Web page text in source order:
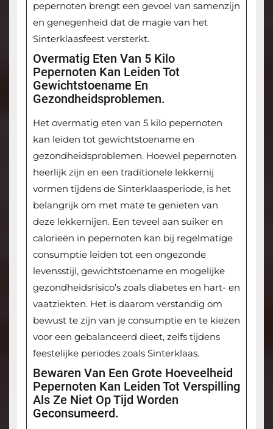
pepernoten brengt een gevoel van samenzijn
en genegenheid dat de magie van het
Sinterklaasfeest versterkt.
Overmatig Eten Van 5 Kilo
Pepernoten Kan Leiden Tot
Gewichtstoename En
Gezondheidsproblemen.
Het overmatig eten van 5 kilo pepernoten
kan leiden tot gewichtstoename en
gezondheidsproblemen. Hoewel pepernoten
heerlijk zijn en een traditionele lekkernij
vormen tijdens de Sinterklaasperiode, is het
belangrijk om met mate te genieten van
deze lekkernijen. Een teveel aan suiker en
calorieën in pepernoten kan bij regelmatige
consumptie leiden tot een ongezonde
levensstijl, gewichtstoename en mogelijke
gezondheidsrisico’s zoals diabetes en hart- en
vaatziekten. Het is daarom verstandig om
bewust te zijn van je consumptie en te kiezen
voor een gebalanceerd dieet, zelfs tijdens
feestelijke periodes zoals Sinterklaas.
Bewaren Van Een Grote Hoeveelheid
Pepernoten Kan Leiden Tot Verspilling
Als Ze Niet Op Tijd Worden
Geconsumeerd.